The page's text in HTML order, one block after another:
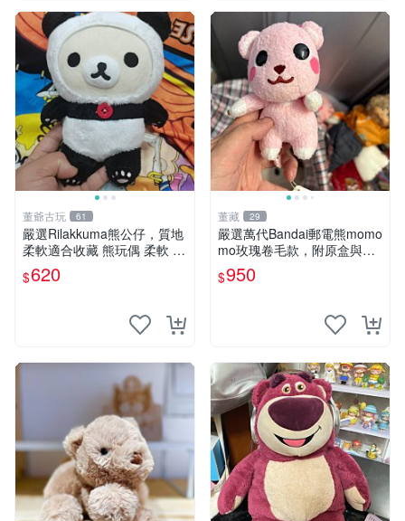
董爺古玩 61
嚴選Rilakkuma熊公仔，質地
柔軟適合收藏 熊玩偶 柔軟 公
仔 收藏
$620
董藏 29
嚴選萬代Bandai郵電熊momo
mo玫瑰卷毛款，附原盒與吊
牌，粉嫩可愛入手即柔軟～
玫瑰卷毛 郵電熊 正品
$950